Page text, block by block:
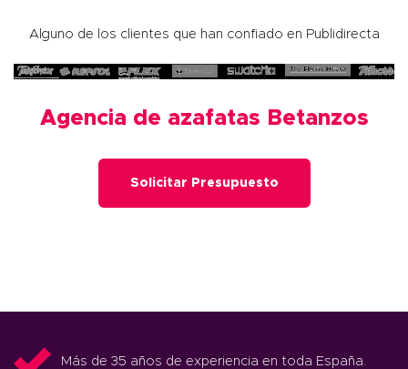
Alguno de los clientes que han confiado en Publidirecta
Agencia de azafatas Betanzos
Solicitar Presupuesto
Más de 35 años de experiencia en toda España.